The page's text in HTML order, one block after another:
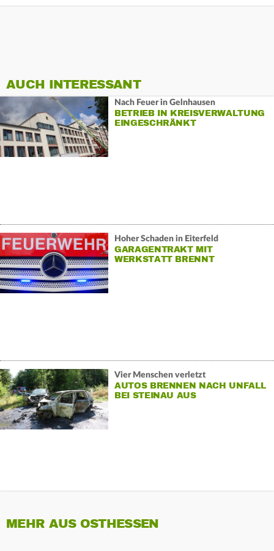
AUCH INTERESSANT
Nach Feuer in Gelnhausen
BETRIEB IN KREISVERWALTUNG
EINGESCHRÄNKT
Hoher Schaden in Eiterfeld
GARAGENTRAKT MIT
WERKSTATT BRENNT
Vier Menschen verletzt
AUTOS BRENNEN NACH UNFALL
BEI STEINAU AUS
MEHR AUS OSTHESSEN